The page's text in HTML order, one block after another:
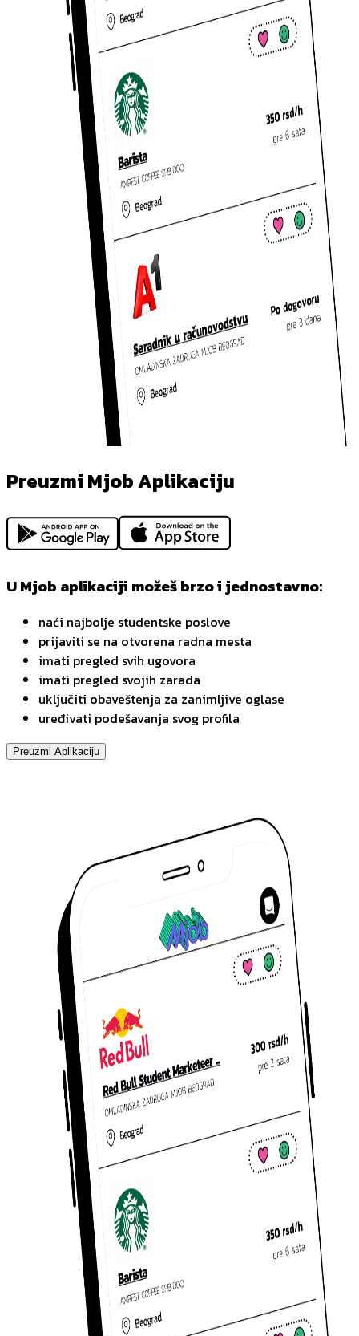
Preuzmi Mjob Aplikaciju
U Mjob aplikaciji možeš brzo i jednostavno:
naći najbolje studentske poslove
prijaviti se na otvorena radna mesta
imati pregled svih ugovora
imati pregled svojih zarada
uključiti obaveštenja za zanimljive oglase
uređivati podešavanja svog profila
Preuzmi Aplikaciju